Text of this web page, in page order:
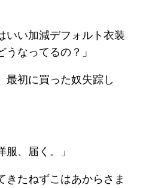
いい加減デフォルト衣装
なってるの？」
最初に買った奴失踪し
服、届く。」
きたねずこはあからさま